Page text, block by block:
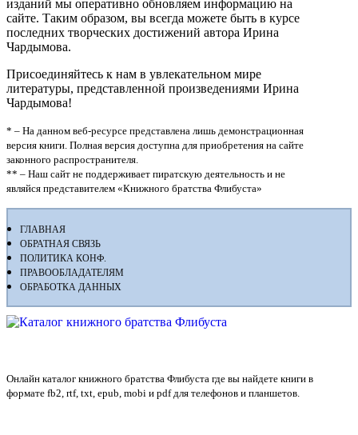
изданий мы оперативно обновляем информацию на
сайте. Таким образом, вы всегда можете быть в курсе
последних творческих достижений автора Ирина
Чардымова.
Присоединяйтесь к нам в увлекательном мире
литературы, представленной произведениями Ирина
Чардымова!
* – На данном веб-ресурсе представлена лишь демонстрационная
версия книги. Полная версия доступна для приобретения на сайте
законного распространителя.
** – Наш сайт не поддерживает пиратскую деятельность и не
являйся представителем «Книжного братства Флибуста»
ГЛАВНАЯ
ОБРАТНАЯ СВЯЗЬ
ПОЛИТИКА КОНФ.
ПРАВООБЛАДАТЕЛЯМ
ОБРАБОТКА ДАННЫХ
Онлайн каталог книжного братства Флибуста где вы найдете книги в
формате fb2, rtf, txt, epub, mobi и pdf для телефонов и планшетов.